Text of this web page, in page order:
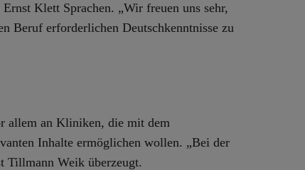
Klett Sprachen. „Wir freuen uns sehr,
Beruf erforderlichen Deutschkenntnisse zu
allem an Kliniken, die mit dem
Inhalte ermöglichen wollen. „Bei der
Tillmann Weik überzeugt.